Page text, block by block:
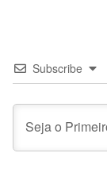
Subscribe